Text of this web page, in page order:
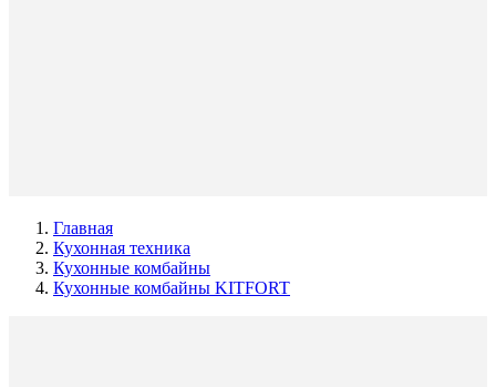
Главная
Кухонная техника
Кухонные комбайны
Кухонные комбайны KITFORT